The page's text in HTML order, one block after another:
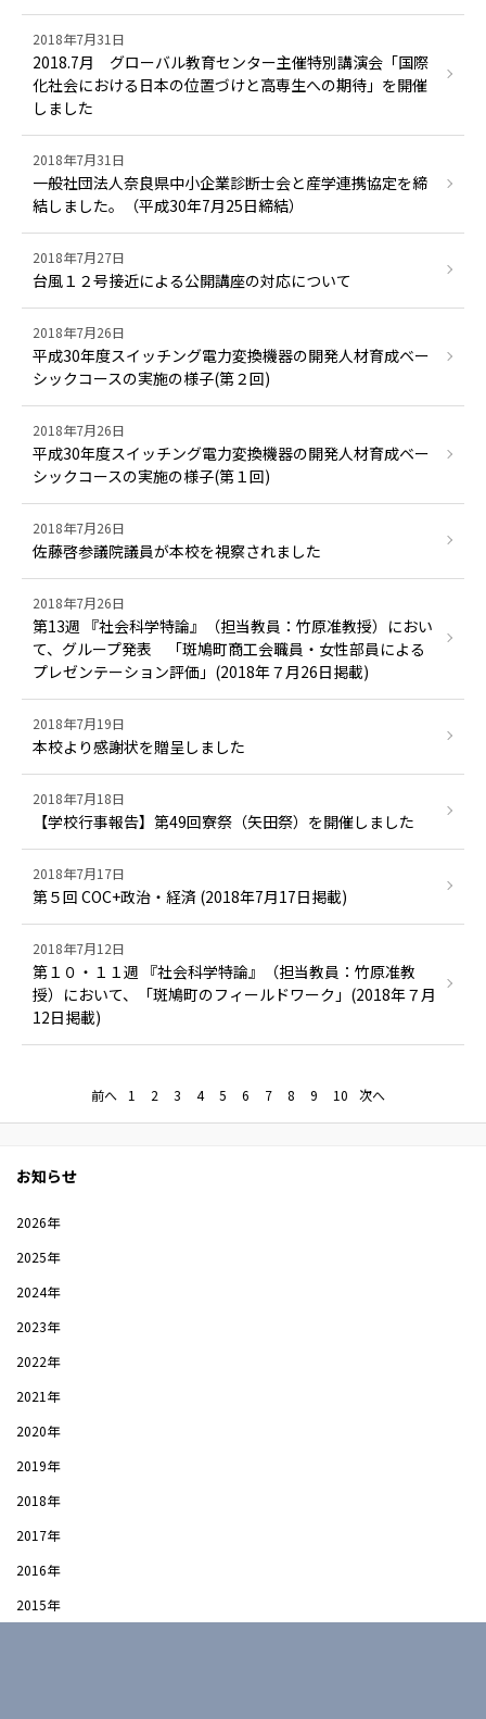
2018年7月31日
2018.7月 グローバル教育センター主催特別講演会「国際
化社会における日本の位置づけと高専生への期待」を開催
しました
2018年7月31日
一般社団法人奈良県中小企業診断士会と産学連携協定を締
結しました。（平成30年7月25日締結）
2018年7月27日
台風１２号接近による公開講座の対応について
2018年7月26日
平成30年度スイッチング電力変換機器の開発人材育成ベー
シックコースの実施の様子(第２回)
2018年7月26日
平成30年度スイッチング電力変換機器の開発人材育成ベー
シックコースの実施の様子(第１回)
2018年7月26日
佐藤啓参議院議員が本校を視察されました
2018年7月26日
第13週 『社会科学特論』（担当教員：竹原准教授）におい
て、グループ発表 「斑鳩町商工会職員・女性部員による
プレゼンテーション評価」(2018年７月26日掲載)
2018年7月19日
本校より感謝状を贈呈しました
2018年7月18日
【学校行事報告】第49回寮祭（矢田祭）を開催しました
2018年7月17日
第５回 COC+政治・経済 (2018年7月17日掲載)
2018年7月12日
第１０・１１週 『社会科学特論』（担当教員：竹原准教
授）において、「斑鳩町のフィールドワーク」(2018年７月
12日掲載)
前へ 1 2 3 4 5 6 7 8 9 10 次へ
お知らせ
2026年
2025年
2024年
2023年
2022年
2021年
2020年
2019年
2018年
2017年
2016年
2015年